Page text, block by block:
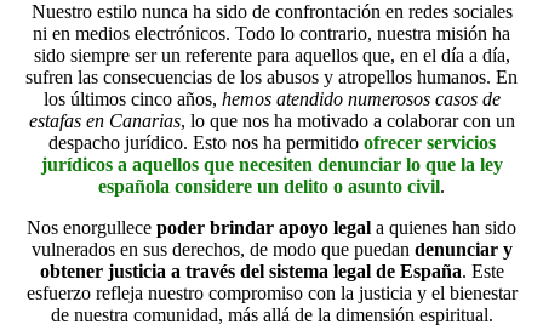
Nuestro estilo nunca ha sido de confrontación en redes sociales
ni en medios electrónicos. Todo lo contrario, nuestra misión ha
sido siempre ser un referente para aquellos que, en el día a día,
sufren las consecuencias de los abusos y atropellos humanos. En
los últimos cinco años, hemos atendido numerosos casos de
estafas en Canarias, lo que nos ha motivado a colaborar con un
despacho jurídico. Esto nos ha permitido ofrecer servicios
jurídicos a aquellos que necesiten denunciar lo que la ley
española considere un delito o asunto civil.
Nos enorgullece poder brindar apoyo legal a quienes han sido
vulnerados en sus derechos, de modo que puedan denunciar y
obtener justicia a través del sistema legal de España. Este
esfuerzo refleja nuestro compromiso con la justicia y el bienestar
de nuestra comunidad, más allá de la dimensión espiritual.